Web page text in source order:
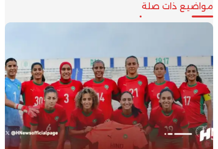
مواضيع ذات صلة